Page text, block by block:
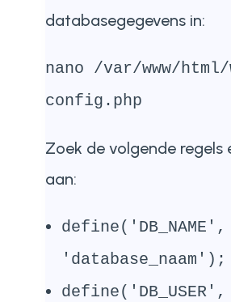
databasegegevens in:
nano /var/www/html/
config.php
Zoek de volgende regels
aan:
define('DB_NAME',
'database_naam');
define('DB_USER',